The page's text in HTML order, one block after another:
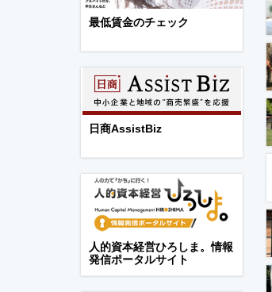
最低賃金のチェック
日商AssistBiz
人的資本経営ひろしま。情報
発信ポータルサイト